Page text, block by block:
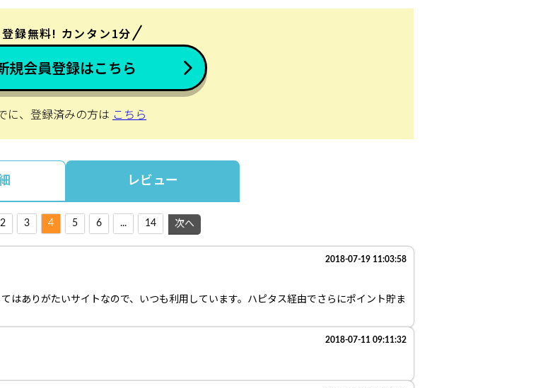
登録無料! カンタン1分
規会員登録はこちら
に、登録済みの方は こちら
レビュー
2 3 4 5 6 ... 14 次へ
2018-07-19 11:03:58
はありがたいサイトなので、いつも利用しています。ハピタス経由でさらにポイント貯ま
2018-07-11 09:11:32